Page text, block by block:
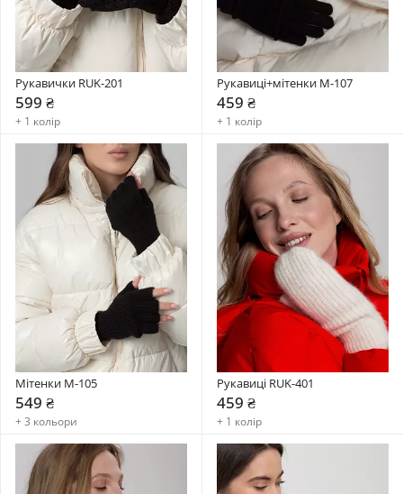
Рукавички RUK-201
599 ₴
+ 1 колір
Рукавиці+мітенки М-107
459 ₴
+ 1 колір
Мітенки M-105
549 ₴
+ 3 кольори
Рукавиці RUK-401
459 ₴
+ 1 колір